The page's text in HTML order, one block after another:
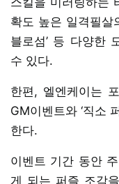
확도 높은 일격필살
블로섬’ 등 다양한
수 있다.
한편, 엘엔케이는
GM이벤트와 ‘직소
한다.
이벤트 기간 동안
게 되는 퍼즐 조각